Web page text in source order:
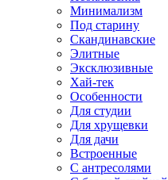
Минимализм
Под старину
Скандинавские
Элитные
Эксклюзивные
Хай-тек
Особенности
Для студии
Для хрущевки
Для дачи
Встроенные
С антресолями